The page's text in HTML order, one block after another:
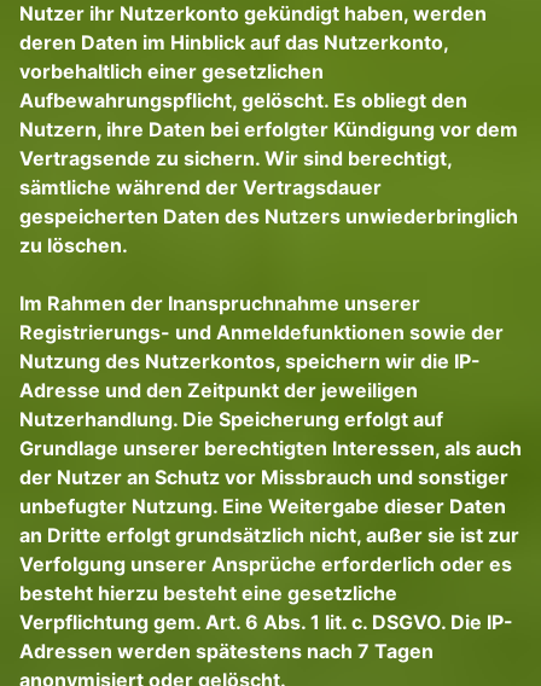
Nutzer ihr Nutzerkonto gekündigt haben, werden
deren Daten im Hinblick auf das Nutzerkonto,
vorbehaltlich einer gesetzlichen
Aufbewahrungspflicht, gelöscht. Es obliegt den
Nutzern, ihre Daten bei erfolgter Kündigung vor dem
Vertragsende zu sichern. Wir sind berechtigt,
sämtliche während der Vertragsdauer
gespeicherten Daten des Nutzers unwiederbringlich
zu löschen.
Im Rahmen der Inanspruchnahme unserer
Registrierungs- und Anmeldefunktionen sowie der
Nutzung des Nutzerkontos, speichern wir die IP-
Adresse und den Zeitpunkt der jeweiligen
Nutzerhandlung. Die Speicherung erfolgt auf
Grundlage unserer berechtigten Interessen, als auch
der Nutzer an Schutz vor Missbrauch und sonstiger
unbefugter Nutzung. Eine Weitergabe dieser Daten
an Dritte erfolgt grundsätzlich nicht, außer sie ist zur
Verfolgung unserer Ansprüche erforderlich oder es
besteht hierzu besteht eine gesetzliche
Verpflichtung gem. Art. 6 Abs. 1 lit. c. DSGVO. Die IP-
Adressen werden spätestens nach 7 Tagen
anonymisiert oder gelöscht.